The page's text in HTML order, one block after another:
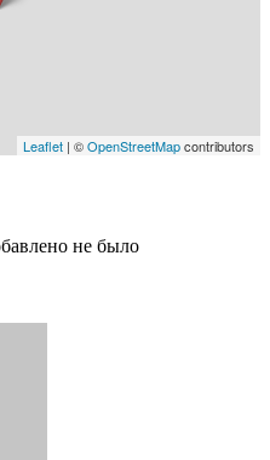
Leaflet | ©OpenStreetMapcontributors
не было